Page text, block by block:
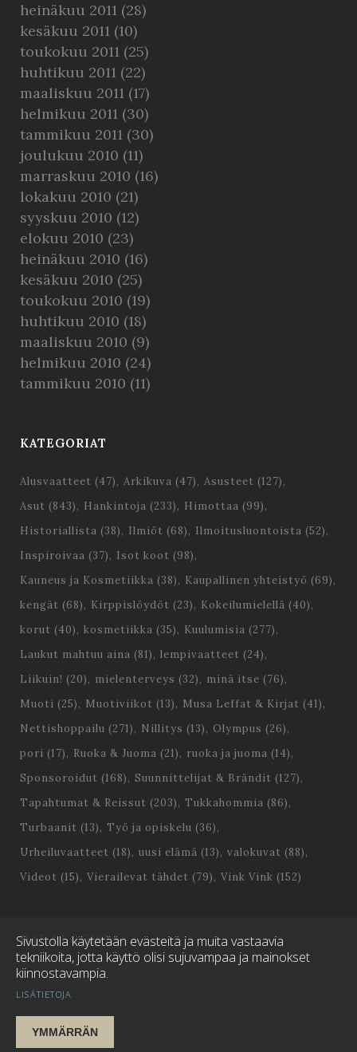
heinäkuu 2011 (28)
kesäkuu 2011 (10)
toukokuu 2011 (25)
huhtikuu 2011 (22)
maaliskuu 2011 (17)
helmikuu 2011 (30)
tammikuu 2011 (30)
joulukuu 2010 (11)
marraskuu 2010 (16)
lokakuu 2010 (21)
syyskuu 2010 (12)
elokuu 2010 (23)
heinäkuu 2010 (16)
kesäkuu 2010 (25)
toukokuu 2010 (19)
huhtikuu 2010 (18)
maaliskuu 2010 (9)
helmikuu 2010 (24)
tammikuu 2010 (11)
KATEGORIAT
Alusvaatteet (47) Arkikuva (47) Asusteet (127)
Asut (843) Hankintoja (233) Himottaa (99)
Historiallista (38) Ilmiöt (68) Ilmoitusluontoista (52)
Inspiroivaa (37) Isot koot (98)
Kauneus ja Kosmetiikka (38) Kaupallinen yhteistyö (69)
kengät (68) Kirppislöydöt (23) Kokeilumielellä (40)
korut (40) kosmetiikka (35) Kuulumisia (277)
Laukut mahtuu aina (81) lempivaatteet (24)
Liikuin! (20) mielenterveys (32) minä itse (76)
Muoti (25) Muotiviikot (13) Musa Leffat & Kirjat (41)
Nettishoppailu (271) Nillitys (13) Olympus (26)
pori (17) Ruoka & Juoma (21) ruoka ja juoma (14)
Sponsoroidut (168) Suunnittelijat & Brändit (127)
Tapahtumat & Reissut (203) Tukkahommia (86)
Turbaanit (13) Työ ja opiskelu (36)
Urheiluvaatteet (18) uusi elämä (13) valokuvat (88)
Videot (15) Vierailevat tähdet (79) Vink Vink (152)
HAE BLOGISTA
LISÄTIETOJA
Sivustolla käytetään evästeitä ja muita vastaavia
tekniikoita, jotta käyttö olisi sujuvampaa ja mainokset
kiinnostavampia.
YMMÄRRÄN